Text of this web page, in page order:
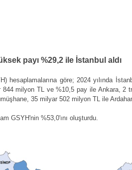
payı %29,2 ile İstanbul aldı
hesaplamalarına göre; 2024 yılında
milyon TL ve %10,5 pay ile Ankara,
35 milyar 502 milyon TL ile
GSYH'nin %53,0'ını oluşturdu.